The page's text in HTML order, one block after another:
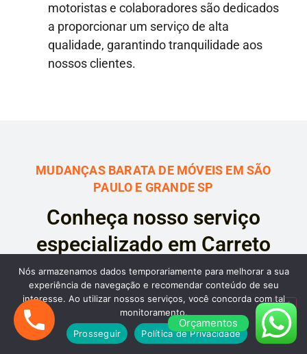
motoristas e colaboradores são dedicados
a proporcionar um serviço de alta
qualidade, garantindo tranquilidade aos
nossos clientes.
MUDANÇAS BARATA DE MÓVEIS EM SÃO
PAULO E GRANDE SP
Conheça nosso serviço
especializado em Carreto
Barato de Móveis em São
Paulo, Grande SP e Interior
Orçamentos
Nós armazenamos dados temporariamente para melhorar a sua
experiência de navegação e recomendar conteúdo de seu
interesse. Ao utilizar nossos serviços, você concorda com tal
monitoramento.
Prosseguir
Política de Privacidade